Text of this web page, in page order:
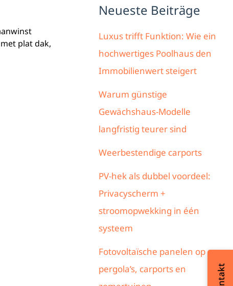
plat dak,
Neueste Beiträge
Luxus trifft Funktion: Wie ein
hochwertiges Poolhaus den
Immobilienwert steigert
Warum günstige
Gewächshaus-Modelle
langfristig teurer sind
Weerbestendige carports
PV-hek als dubbel voordeel:
Privacyscherm +
stroomopwekking in één
systeem
Fotovoltaïsche panelen op
pergola’s, carports en